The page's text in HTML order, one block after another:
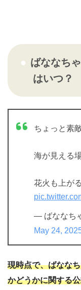
ばななち
はいつ？
ちょっと素
海が見える
花火も上が
— ばななち
May 24,
現時点で、ばなな
かどうかに関する